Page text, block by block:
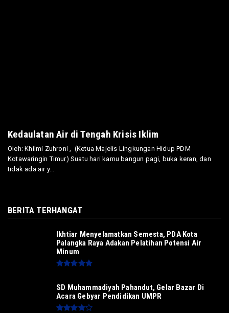
Kedaulatan Air di Tengah Krisis Iklim
Oleh: Khilmi Zuhroni , (Ketua Majelis Lingkungan Hidup PDM
Kotawaringin Timur) Suatu hari kamu bangun pagi, buka keran, dan
tidak ada air y...
BERITA TERHANGAT
Ikhtiar Menyelamatkan Semesta, PDA Kota
Palangka Raya Adakan Pelatihan Potensi Air
Minum
SD Muhammadiyah Pahandut, Gelar Bazar Di
Acara Gebyar Pendidikan UMPR